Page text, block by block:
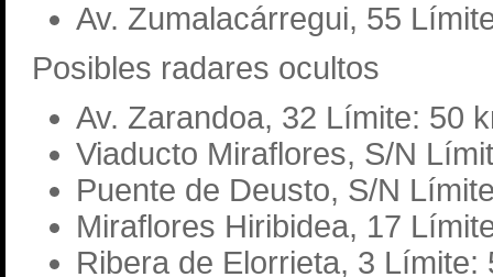
Av. Zumalacárregui, 55
Posibles radares ocultos
Av. Zarandoa, 32 Límite: 50
Viaducto Miraflores, S/N
Puente de Deusto, S/N
Miraflores Hiribidea, 17
Ribera de Elorrieta, 3 Límite: